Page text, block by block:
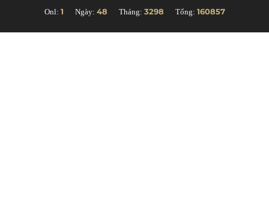
Onl: 1 Ngày: 48 Tháng: 3298 Tổng: 160857